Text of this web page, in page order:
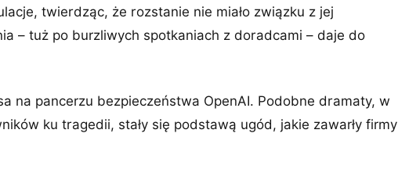
twierdząc, że rozstanie nie miało związku z jej
– tuż po burzliwych spotkaniach z doradcami – daje do
na pancerzu bezpieczeństwa OpenAI. Podobne dramaty, w
ku tragedii, stały się podstawą ugód, jakie zawarły firmy